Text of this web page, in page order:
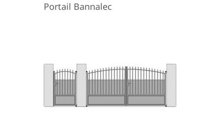
Portail Bannalec